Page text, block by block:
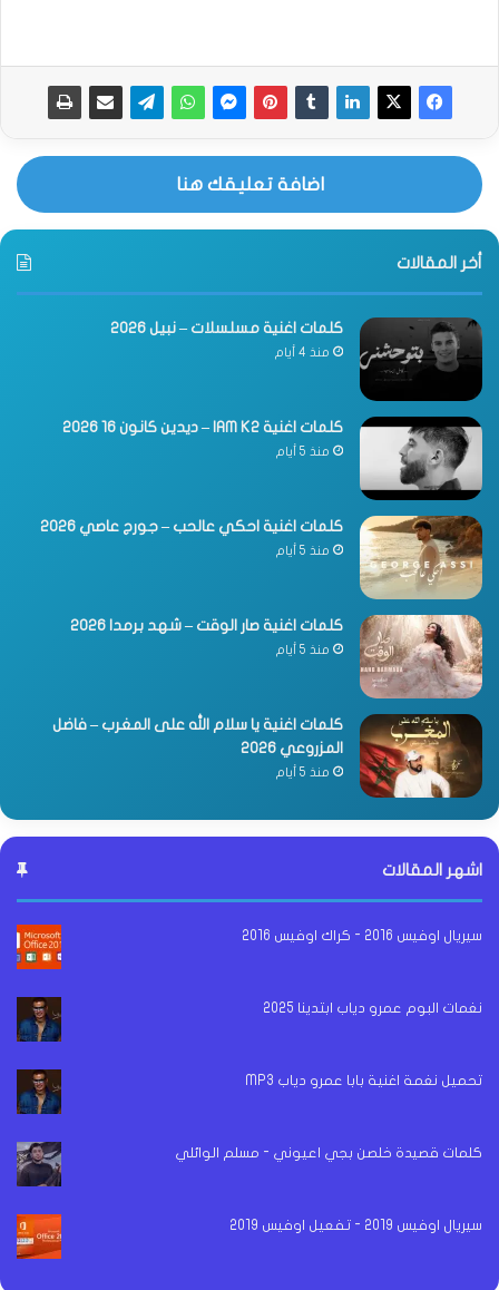
اضافة تعليقك هنا
أخر المقالات
كلمات اغنية مسلسلات – نبيل 2026
منذ 4 أيام
كلمات اغنية IAM K2 – ديدين كانون 16 2026
منذ 5 أيام
كلمات اغنية احكي عالحب – جورج عاصي 2026
منذ 5 أيام
كلمات اغنية صار الوقت – شهد برمدا 2026
منذ 5 أيام
كلمات اغنية يا سلام الله على المغرب – فاضل
المزروعي 2026
منذ 5 أيام
اشهر المقالات
سيريال اوفيس 2016 - كراك اوفيس 2016
نغمات البوم عمرو دياب ابتدينا 2025
تحميل نغمة اغنية بابا عمرو دياب MP3
كلمات قصيدة خلصن بجي اعيوني - مسلم الوائلي
سيريال اوفيس 2019 - تفعيل اوفيس 2019